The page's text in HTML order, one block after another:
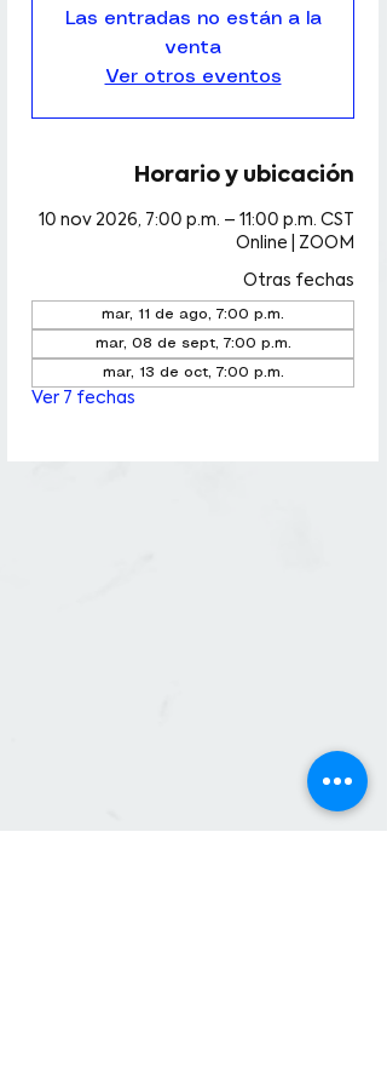
Las entradas no están a la
venta
Ver otros eventos
Horario y ubicación
10 nov 2026, 7:00 p.m. – 11:00 p.m. CST
Online | ZOOM
Otras fechas
mar, 11 de ago, 7:00 p.m.
mar, 08 de sept, 7:00 p.m.
mar, 13 de oct, 7:00 p.m.
Ver 7 fechas